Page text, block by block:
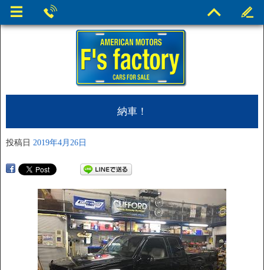
納車！
投稿日 2019年4月26日